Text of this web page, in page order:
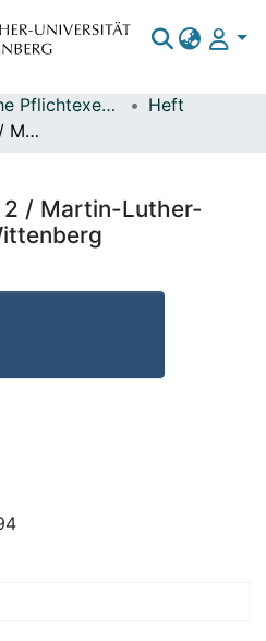
Elektronische Pflichtexemplare
Heft
Uni-Amtsblatt ; Nr. 2 / Martin-Luther-Universität Halle-Wittenberg
/ Martin-Luther-